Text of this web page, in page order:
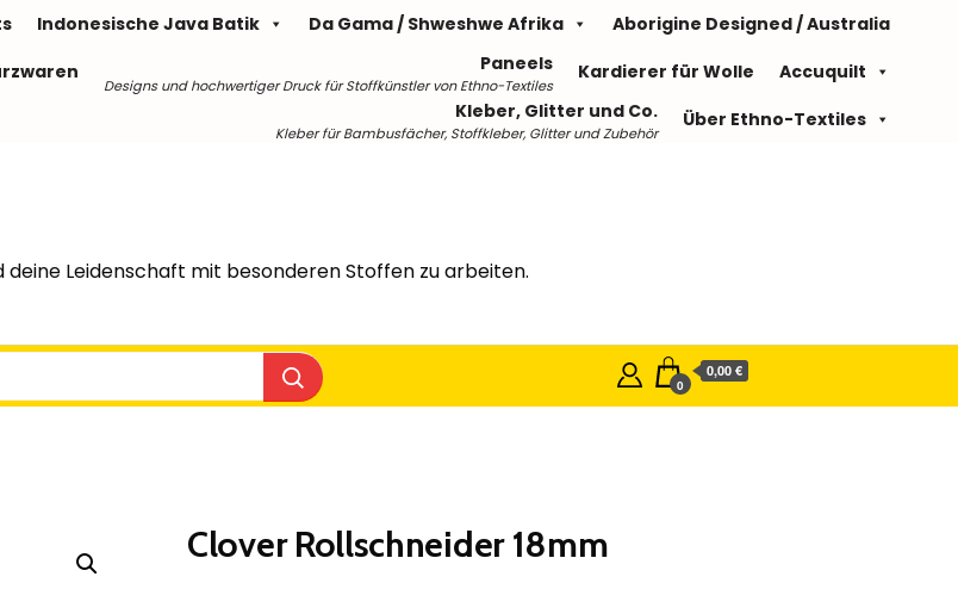
Indonesische Java Batik Da Gama / Shweshwe Afrika
Aborigine Designed / Australia
Paneels
Designs und hochwertiger Druck für Stoffkünstler von Ethno-Textiles
Kardierer für Wolle
Accuquilt
Kleber, Glitter und Co.
Kleber für Bambusfächer, Stoffkleber, Glitter und Zubehör
Über Ethno-Textiles
Leidenschaft mit besonderen Stoffen zu arbeiten.
0
0,00 €
Clover Rollschneider 18mm